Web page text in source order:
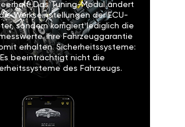
Das Tuning-Modul ändert
Werkseinstellungen der ECU-
sondern korrigiert lediglich die
Ihre Fahrzeuggarantie
erhalten. Sicherheitssysteme:
Es beeinträchtigt nicht die
des Fahrzeugs.